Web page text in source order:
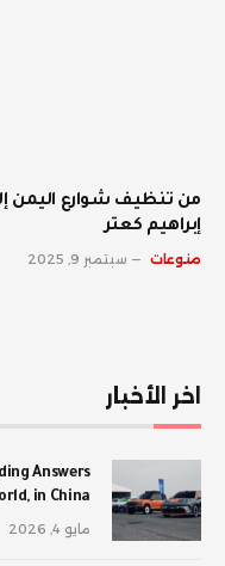
من تنظيف شوارع اليمن
إبراهيم كعتر
منوعات سبتمبر 9, 2025
اخر الأخبار
Answers
in China
مايو 4, 2026